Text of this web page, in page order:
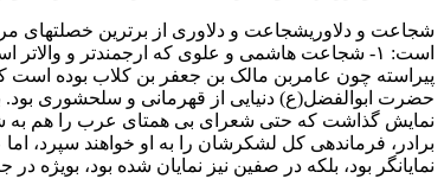
شجاعت و دلاوریشجاعت و دلاوری از برترین خصلتهای
پیراسته چون عامربن مالک بن جعفر بن کلاب بوده است
حضرت ابوالفضل(ع) دنیایی از قهرمانی و سلحشوری
نمایش گذاشت که حتی شعرای بی همتای عرب را هم به
برادر، فرماندهی کل لشکرشان را به او خواهند سپرد،
نمایانگر بود، بلکه در صفین نیز نمایان شده بود،